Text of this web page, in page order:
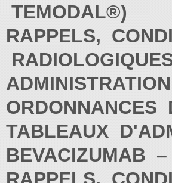
TEMODAL®)
RAPPELS,
TABLEAUX
BEVACIZUMAB